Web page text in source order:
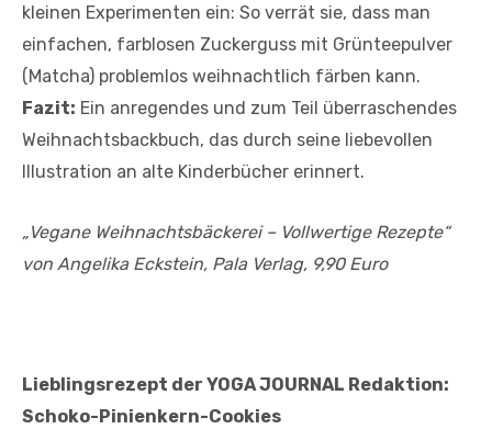
kleinen Experimenten ein: So verrät sie, dass man
einfachen, farblosen Zuckerguss mit Grünteepulver
(Matcha) problemlos weihnachtlich färben kann.
Fazit: Ein anregendes und zum Teil überraschendes
Weihnachtsbackbuch, das durch seine liebevollen
Illustration an alte Kinderbücher erinnert.
„Vegane Weihnachtsbäckerei – Vollwertige Rezepte“
von Angelika Eckstein, Pala Verlag, 9,90 Euro
Lieblingsrezept der YOGA JOURNAL Redaktion:
Schoko-Pinienkern-Cookies